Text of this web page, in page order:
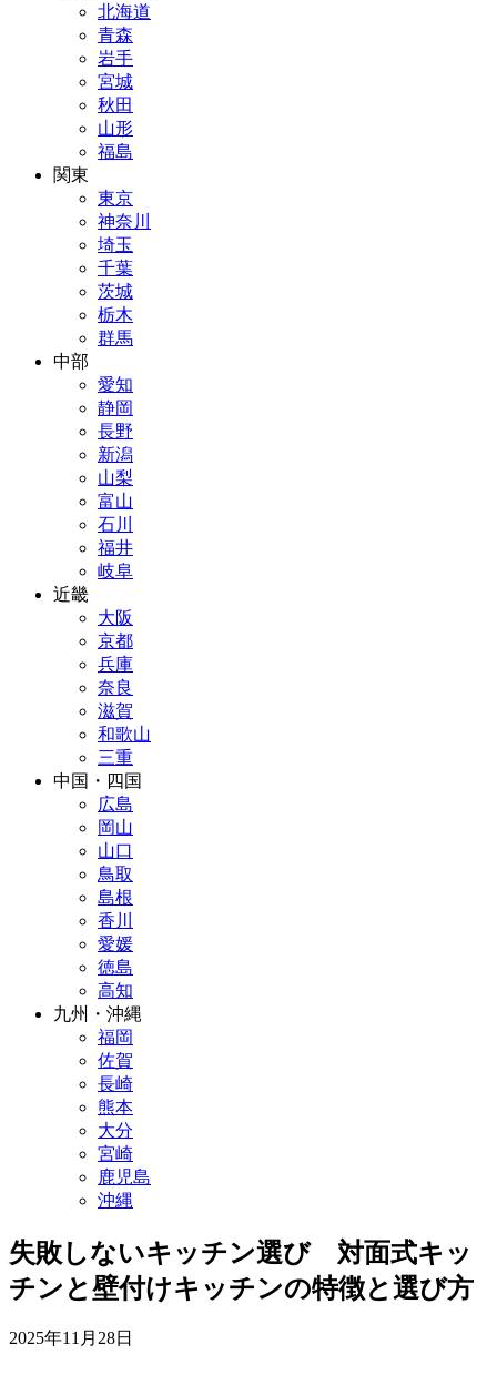
北海道
青森
岩手
宮城
秋田
山形
福島
関東
東京
神奈川
埼玉
千葉
茨城
栃木
群馬
中部
愛知
静岡
長野
新潟
山梨
富山
石川
福井
岐阜
近畿
大阪
京都
兵庫
奈良
滋賀
和歌山
三重
中国・四国
広島
岡山
山口
鳥取
島根
香川
愛媛
徳島
高知
九州・沖縄
福岡
佐賀
長崎
熊本
大分
宮崎
鹿児島
沖縄
失敗しないキッチン選び 対面式キッ
チンと壁付けキッチンの特徴と選び方
2025年11月28日